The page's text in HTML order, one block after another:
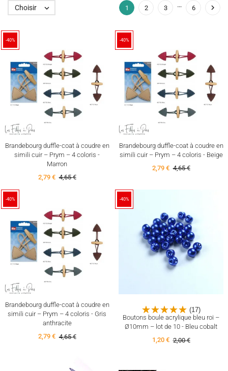
Choisir  1 2 3 … 6 
-40%
Brandebourg duffle-coat à coudre en
simili cuir – Prym – 4 coloris -
Marron
2,79 € 4,65 €
-40%
Brandebourg duffle-coat à coudre en
simili cuir – Prym – 4 coloris - Beige
2,79 € 4,65 €
-40%
Brandebourg duffle-coat à coudre en
simili cuir – Prym – 4 coloris - Gris
anthracite
2,79 € 4,65 €
-40%
(17)
Boutons boule acrylique bleu roi –
Ø10mm – lot de 10 - Bleu cobalt
1,20 € 2,00 €